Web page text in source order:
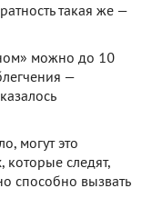
такая же —
можно до 10
—
могут это
которые следят,
способно вызвать